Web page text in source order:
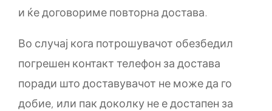
и ќе договориме повторна достава.
Во случај кога потрошувачот обезбедил
погрешен контакт телефон за достава
поради што доставувачот не може да го
добие, или пак доколку не е достапен за